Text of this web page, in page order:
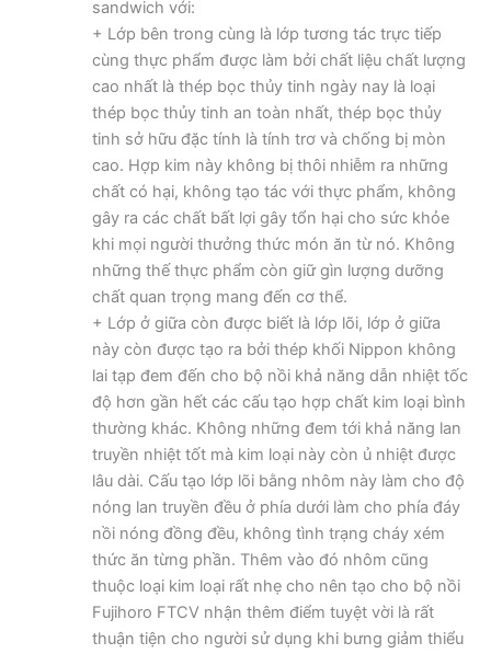
sandwich với:
+ Lớp bên trong cùng là lớp tương tác trực tiếp
cùng thực phẩm được làm bởi chất liệu chất lượng
cao nhất là thép bọc thủy tinh ngày nay là loại
thép bọc thủy tinh an toàn nhất, thép bọc thủy
tinh sở hữu đặc tính là tính trơ và chống bị mòn
cao. Hợp kim này không bị thôi nhiễm ra những
chất có hại, không tạo tác với thực phẩm, không
gây ra các chất bất lợi gây tổn hại cho sức khỏe
khi mọi người thưởng thức món ăn từ nó. Không
những thế thực phẩm còn giữ gìn lượng dưỡng
chất quan trọng mang đến cơ thể.
+ Lớp ở giữa còn được biết là lớp lõi, lớp ở giữa
này còn được tạo ra bởi thép khối Nippon không
lai tạp đem đến cho bộ nồi khả năng dẫn nhiệt tốc
độ hơn gần hết các cấu tạo hợp chất kim loại bình
thường khác. Không những đem tới khả năng lan
truyền nhiệt tốt mà kim loại này còn ủ nhiệt được
lâu dài. Cấu tạo lớp lõi bằng nhôm này làm cho độ
nóng lan truyền đều ở phía dưới làm cho phía đáy
nồi nóng đồng đều, không tình trạng cháy xém
thức ăn từng phần. Thêm vào đó nhôm cũng
thuộc loại kim loại rất nhẹ cho nên tạo cho bộ nồi
Fujihoro FTCV nhận thêm điểm tuyệt vời là rất
thuận tiện cho người sử dụng khi bưng giảm thiểu